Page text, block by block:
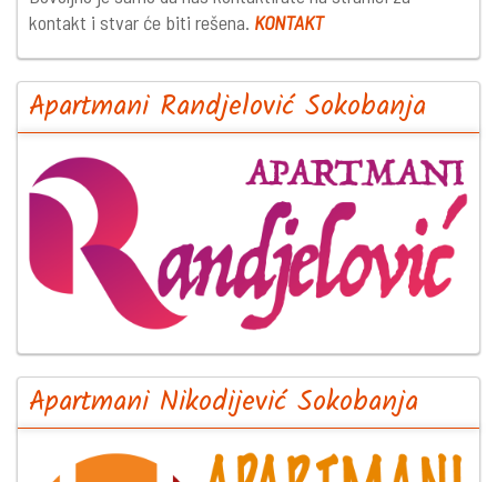
kontakt i stvar će biti rešena. KONTAKT
Apartmani Randjelović Sokobanja
Apartmani Nikodijević Sokobanja